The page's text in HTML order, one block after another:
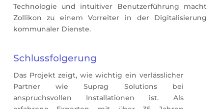
Technologie und intuitiver Benutzerführung macht
Zollikon zu einem Vorreiter in der Digitalisierung
kommunaler Dienste.
Schlussfolgerung
Das Projekt zeigt, wie wichtig ein verlässlicher
Partner wie Suprag Solutions bei
anspruchsvollen Installationen ist. Als